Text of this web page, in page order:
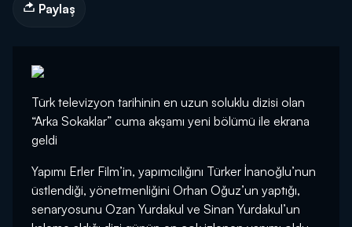
Paylaş
Türk televizyon tarihinin en uzun soluklu dizisi olan
“Arka Sokaklar” cuma akşamı yeni bölümü ile ekrana
geldi
Yapımı Erler Film’in, yapımcılığını Türker İnanoğlu’nun
üstlendiği, yönetmenliğini Orhan Oğuz’un yaptığı,
senaryosunu Ozan Yurdakul ve Sinan Yurdakul’un